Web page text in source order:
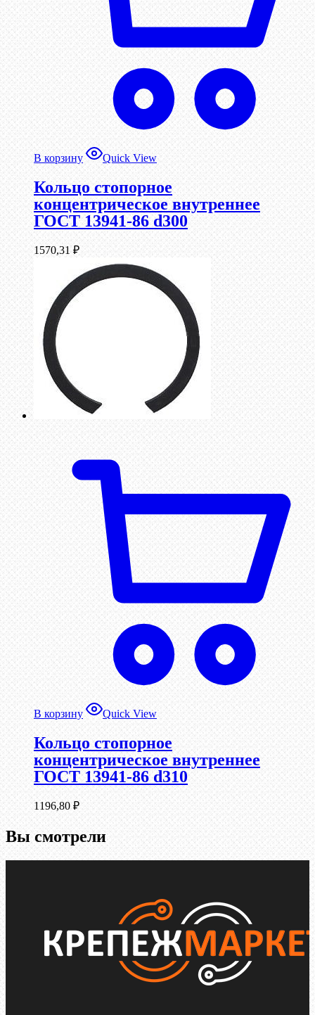
В корзину Quick View
Кольцо стопорное
концентрическое внутреннее
ГОСТ 13941-86 d300
1570,31 ₽
В корзину Quick View
Кольцо стопорное
концентрическое внутреннее
ГОСТ 13941-86 d310
1196,80 ₽
Вы смотрели